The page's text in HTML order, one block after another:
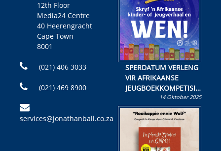
12th Floor
Media24 Centre
40 Heerengracht
Cape Town
8001
(021) 406 3033
(021) 469 8900
services@jonathanball.co.za
SPERDATUM VERLENG
VIR AFRIKAANSE
JEUGBOEKKOMPETISIE
Skryf ’n jeugboek of
kinderboek en staan ’n
kans om R50 000 te
wen!
14 Oktober 2025